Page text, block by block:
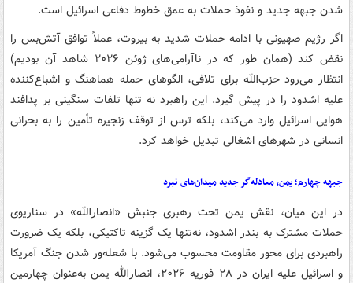
شدن جبهه جدید و نفوذ حملات به عمق خطوط دفاعی اسرائیل است.
اگر رژیم صهیونی با ادامه حملات شدید به بیروت، عملاً توافق آتش‌بس را
نقض کند (همان طور که در ناآرامی‌های ژوئن ۲۰۲۶ شاهد آن بودیم)
انتظار می‌رود حزب‌الله برای تلافی، الگوهای حمله هماهنگ و اشباع‌کننده
علیه اشدود را در پیش گیرد. این راهبرد نه تنها تلفات سنگینی بر پدافند
هوایی اسرائیل وارد می‌کند، بلکه ترس از توقف زنجیره تأمین را به بحرانی
انسانی در شهرهای اشغالی تبدیل خواهد کرد.
جبهه چهارم؛ یمن، معادله‌گر جدید میدان‌های نبرد
در این میان، نقش یمن تحت رهبری جنبش «انصارالله» در سناریوی
حملات مشترک به بندر اشدود، نه‌تنها یک گزینه تاکتیکی، بلکه یک ضرورت
راهبردی برای محور مقاومت محسوب می‌شود. با شعله‌ور شدن جنگ آمریکا
و اسرائیل علیه ایران در ۲۸ فوریه ۲۰۲۶، انصارالله یمن به‌عنوان چهارمین